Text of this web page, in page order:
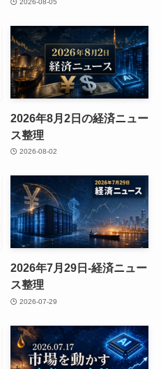
2026年8月2日の経済ニュー
ス整理
2026-08-02
2026年7月29日-経済ニュー
ス整理
2026-07-29